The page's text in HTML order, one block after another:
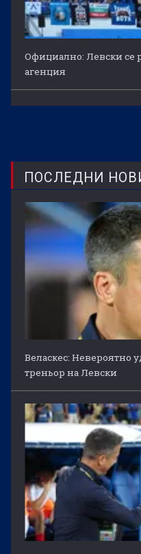
Официално: Левски се
агенция
ПОСЛЕДНИ
Веласкес: Невероятно
треньор на Левски